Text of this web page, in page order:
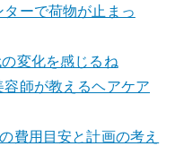
ーで荷物が止まっ
変化を感じるね
師が教えるヘアケア
費用目安と計画の考え